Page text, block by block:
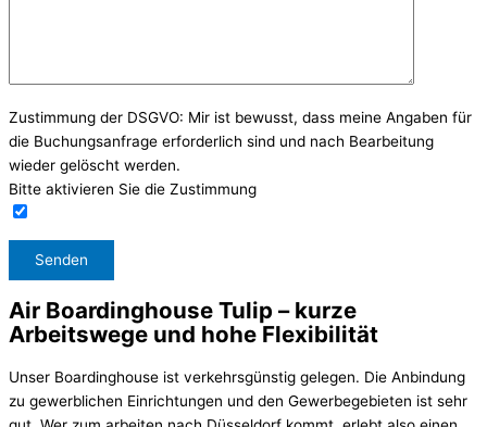
Zustimmung der DSGVO: Mir ist bewusst, dass meine Angaben für
die Buchungsanfrage erforderlich sind und nach Bearbeitung
wieder gelöscht werden.
Bitte aktivieren Sie die Zustimmung
Air Boardinghouse Tulip – kurze
Arbeitswege und hohe Flexibilität
Unser Boardinghouse ist verkehrsgünstig gelegen. Die Anbindung
zu gewerblichen Einrichtungen und den Gewerbegebieten ist sehr